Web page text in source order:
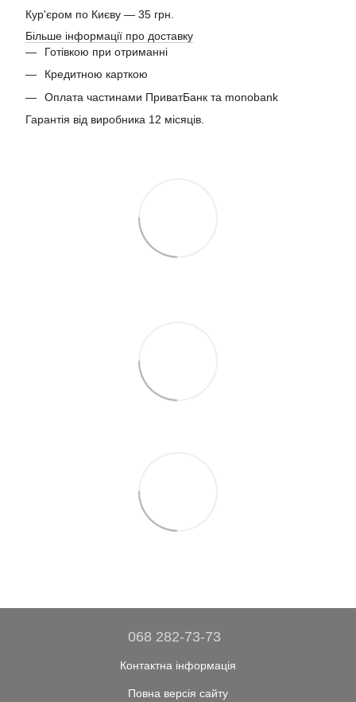
Кур'єром по Києву — 35 грн.
Більше інформації про доставку
Готівкою при отриманні
Кредитною карткою
Оплата частинами ПриватБанк та monobank
Гарантія від виробника 12 місяців.
068 282-73-73
Контактна інформація
Повна версія сайту